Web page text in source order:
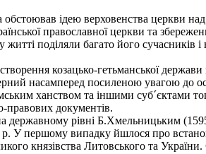
ідею верховенства церкви
православної церкви та
поділяли багато його
козацько-гетьманської
насамперед посиленою увагою до
ханством та іншими суб´єктами
правових документів.
рівні Б.Хмельницьким
У першому випадку йшлося про
князівства Литовського та